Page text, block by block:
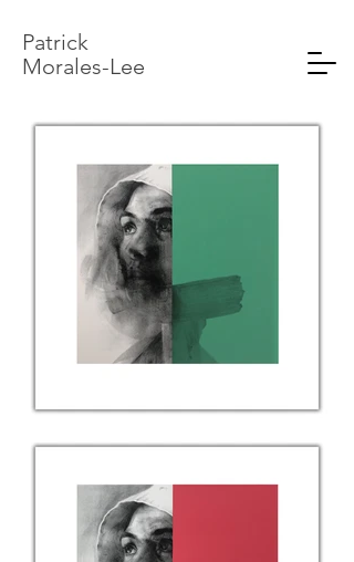
Patrick
Morales-Lee